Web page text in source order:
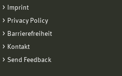
Imprint
Privacy Policy
Barrierefreiheit
Kontakt
Send Feedback